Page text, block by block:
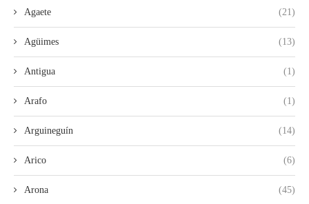
Agaete (21)
Agüimes (13)
Antigua (1)
Arafo (1)
Arguineguín (14)
Arico (6)
Arona (45)